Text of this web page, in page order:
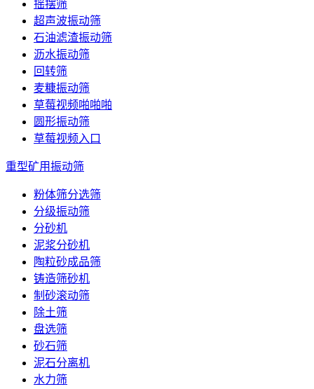
摇摆筛
超声波振动筛
石油滤渣振动筛
沥水振动筛
回转筛
麦糠振动筛
草莓视频啪啪啪
圆形振动筛
草莓视频入口
重型矿用振动筛
粉体筛分选筛
分级振动筛
分砂机
泥浆分砂机
陶粒砂成品筛
铸造筛砂机
制砂滚动筛
除土筛
盘选筛
砂石筛
泥石分离机
水力筛